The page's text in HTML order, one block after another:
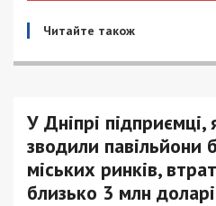
Читайте також
У Дніпрі підприємці,
зводили павільйони
міських ринків,
близько 3 млн